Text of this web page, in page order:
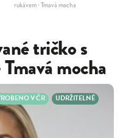
rukávem · Tmavá mocha
tričko s
mocha
V ČR UDRŽITELNÉ